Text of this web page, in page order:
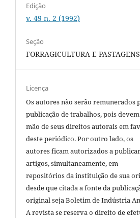
Edição
v. 49 n. 2 (1992)
Seção
FORRAGICULTURA E PASTAGENS
Licença
Os autores não serão remunerados
publicação de trabalhos, pois
mão de seus direitos autorais em
deste periódico. Por outro lado, os
autores ficam autorizados a
artigos, simultaneamente, em
repositórios da instituição de sua
desde que citada a fonte da
original seja Boletim de Indústria
A revista se reserva o direito de